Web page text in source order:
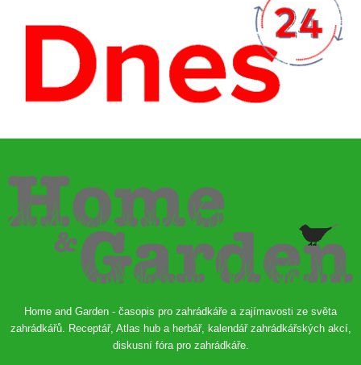
Home and Garden - časopis pro zahrádkáře a zajímavosti ze světa
zahrádkářů. Receptář, Atlas hub a herbář, kalendář zahrádkářských akcí,
diskusní fóra pro zahrádkáře.